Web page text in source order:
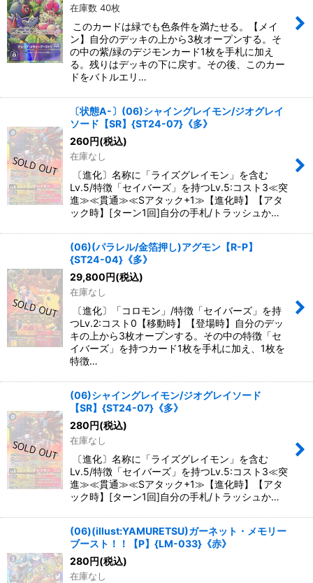
在庫数 40枚
このカードは緑でも色条件を満たせる。【メイ
ン】自分のデッキの上から3枚オープンする。そ
の中の紫/緑のデジモンカード1枚を手札に加え
る。残りはデッキの下に戻す。その後、このカー
ドをバトルエリ…
〔状態A-〕(06)シャイングレイモン/ジオグレイ
ソード【SR】{ST24-07}《多》
260 円(税込)
在庫なし
〔進化〕名称に「ライズグレイモン」を含む
Lv.5/特徴「セイバーズ」を持つLv.5:コスト3≪突
進≫≪貫通≫≪Sアタック+1≫【進化時】【アタ
ック時】[ターン1回]自分の手札/トラッシュか…
(06)(パラレル/金箔押し)アグモン【R-P】
{ST24-04}《多》
29,800 円(税込)
在庫なし
〔進化〕「コロモン」/特徴「セイバーズ」を持
つLv.2:コスト0【移動時】【登場時】自分のデッ
キの上から3枚オープンする。その中の特徴「セ
イバーズ」を持つカード1枚を手札に加え、1枚を
特徴…
(06)シャイングレイモン/ジオグレイソード
【SR】{ST24-07}《多》
280 円(税込)
在庫なし
〔進化〕名称に「ライズグレイモン」を含む
Lv.5/特徴「セイバーズ」を持つLv.5:コスト3≪突
進≫≪貫通≫≪Sアタック+1≫【進化時】【アタ
ック時】[ターン1回]自分の手札/トラッシュか…
(06)(illust:YAMURETSU)ガーネット・メモリー
ブースト！！【P】{LM-033}《赤》
280 円(税込)
在庫なし